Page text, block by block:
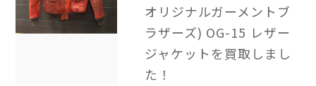
オリジナルガーメントブ
ラザーズ) OG-15 レザー
ジャケットを買取しまし
た！